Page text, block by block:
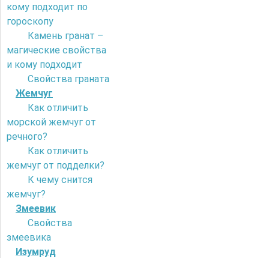
кому подходит по
гороскопу
Камень гранат –
магические свойства
и кому подходит
Свойства граната
Жемчуг
Как отличить
морской жемчуг от
речного?
Как отличить
жемчуг от подделки?
К чему снится
жемчуг?
Змеевик
Свойства
змеевика
Изумруд